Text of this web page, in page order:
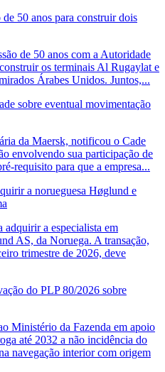
50 anos para construir dois
de 50 anos com a Autoridade
os terminais Al Rugaylat e
Árabes Unidos. Juntos,...
sobre eventual movimentação
da Maersk, notificou o Cade
envolvendo sua participação de
requisito para que a empresa...
a norueguesa Høglund e
a especialista em
AS, da Noruega. A transação,
trimestre de 2026, deve
do PLP 80/2026 sobre
Ministério da Fazenda em apoio
até 2032 a não incidência do
navegação interior com origem